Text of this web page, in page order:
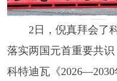
2日，倪真拜会了
落实两国元首重要共
科特迪瓦《